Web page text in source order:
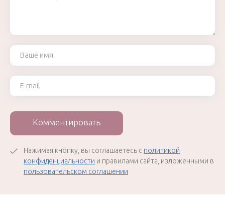
Ваше имя
Ваш e-mail
Комментировать
Нажимая кнопку, вы соглашаетесь с политикой
конфиденциальности и правилами сайта, изложенными в
пользовательском соглашении